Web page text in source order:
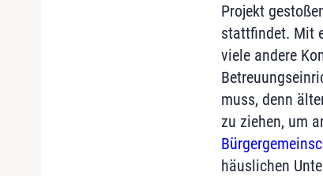
Projekt
stattfindet. Mit
viele andere
muss, denn
zu ziehen, um
häuslichen